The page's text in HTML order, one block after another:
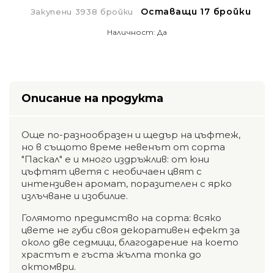
Закупени 3938 бройки Оставащи 17 бройки
Наличност: Да
Описание на продукта
Още по-разнообразен и щедър на цъфтеж,
но в същото време невенът от сорта
"Паскал" е и много издръжлив: от юни
цъфтят цветя с необичаен цвят с
интензивен аромат, поразителен с ярко
излъчване и изобилие.
Голямото предимство на сорта: всяко
цвете не губи своя декоративен ефект за
около две седмици, благодарение на което
храстът е гъста жълта топка до
октомври.